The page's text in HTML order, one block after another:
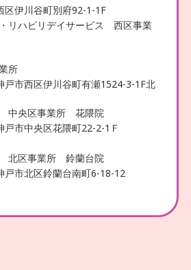
区伊川谷町別府92-1-1F
リハビリデイサービス 西区事業
所
戸市西区伊川谷町有瀬1524-3-1F北
中央区事業所 花隈院
市中央区花隈町22-2-1Ｆ
北区事業所 鈴蘭台院
戸市北区鈴蘭台南町6-18-12